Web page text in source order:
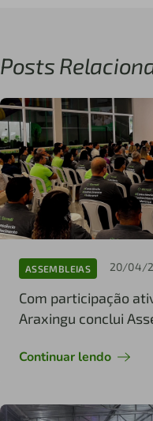
Posts
ASSEMBLEIAS 20/04/
Com participação
Araxingu conclui
Continuar lendo